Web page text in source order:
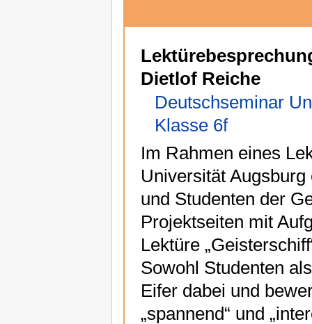
Dietlof Reiche
Deutschseminar
Klasse 6f
Im Rahmen eines
Universität
und Studenten der
Projektseiten mit
Lektüre
Sowohl Studenten
Eifer dabei und
„spannend“ und